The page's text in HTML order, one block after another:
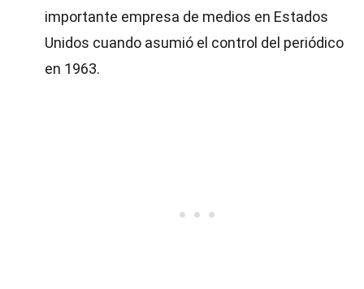
importante empresa de medios en Estados
Unidos cuando asumió el control del periódico
en 1963.